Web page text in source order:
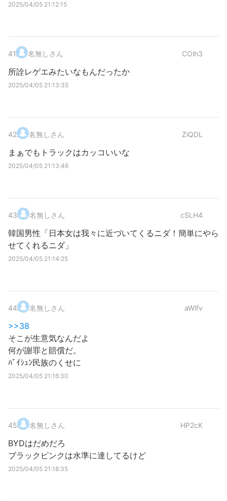
2025/04/05 21:12:15
41. 名無しさん COlh3
所詮レゲエみたいなもんだったか
2025/04/05 21:13:35
42. 名無しさん ZiQDL
まぁでもトラックはカッコいいな
2025/04/05 21:13:46
43. 名無しさん cSLH4
韓国男性「日本女は我々に近づいてくるニダ！簡単にやら
せてくれるニダ」
2025/04/05 21:14:25
44. 名無しさん aWlfv
>>38
そこが生意気なんだよ
何が謝罪と賠償だ。
ﾊﾞｲｼｭﾝ民族のくせに
2025/04/05 21:16:30
45. 名無しさん HP2cK
BYDはだめだろ
ブラックピンクは水準に達してるけど
2025/04/05 21:18:35